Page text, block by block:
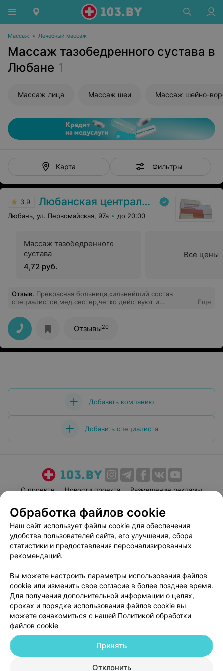
Массаж • Лечебный массаж
Массаж тазобедренного сустава в
Любане 1
Массаж лица Массаж шеи
Карта Фильтры
3.9 Любанская центральная районная больница
Любань, ул. Первомайская, 97а до 20:00
Массаж тазобедренного
сустава
4,72 руб.
Все цены
Отзыв. Прекрасная больница,сильнейший состав
специалистов,мед.сестер,четко действуют и
отделению-это Боги своего дела!и инфекционному
отделению за доброе, приветливое отношение!Попали
в ужасном состоянии,но нас быстро поставили на
ноги!Спасибо!
Еще
Отзывы20
Добавить компанию
Добавить специалиста
О проекте Новости проекта
Размещение рекламы
Пользовательское соглашение
Способы оплаты
Вакансии
Партнеры
Написать руководителю 103.by
Персональные настройки cookie
Обработка персональных данных
© 2026 ООО «Артокс Лаб», УНП 191700409| 220012, Республика Беларусь,
г. Минск, улица Толбухина, 2, пом. 16 | help@103.by
Обработка файлов cookie
Наш сайт использует файлы cookie для обеспечения
удобства пользователей сайта, его улучшения, сбора
статистики и предоставления персонализированных
рекомендаций.
Вы можете настроить параметры использования файлов
cookie или изменить свое согласие в более позднее время.
Для получения дополнительной информации о целях,
сроках и порядке использования файлов cookie вы
можете ознакомиться с нашей Политикой обработки
файлов cookie
Отклонить
Принять